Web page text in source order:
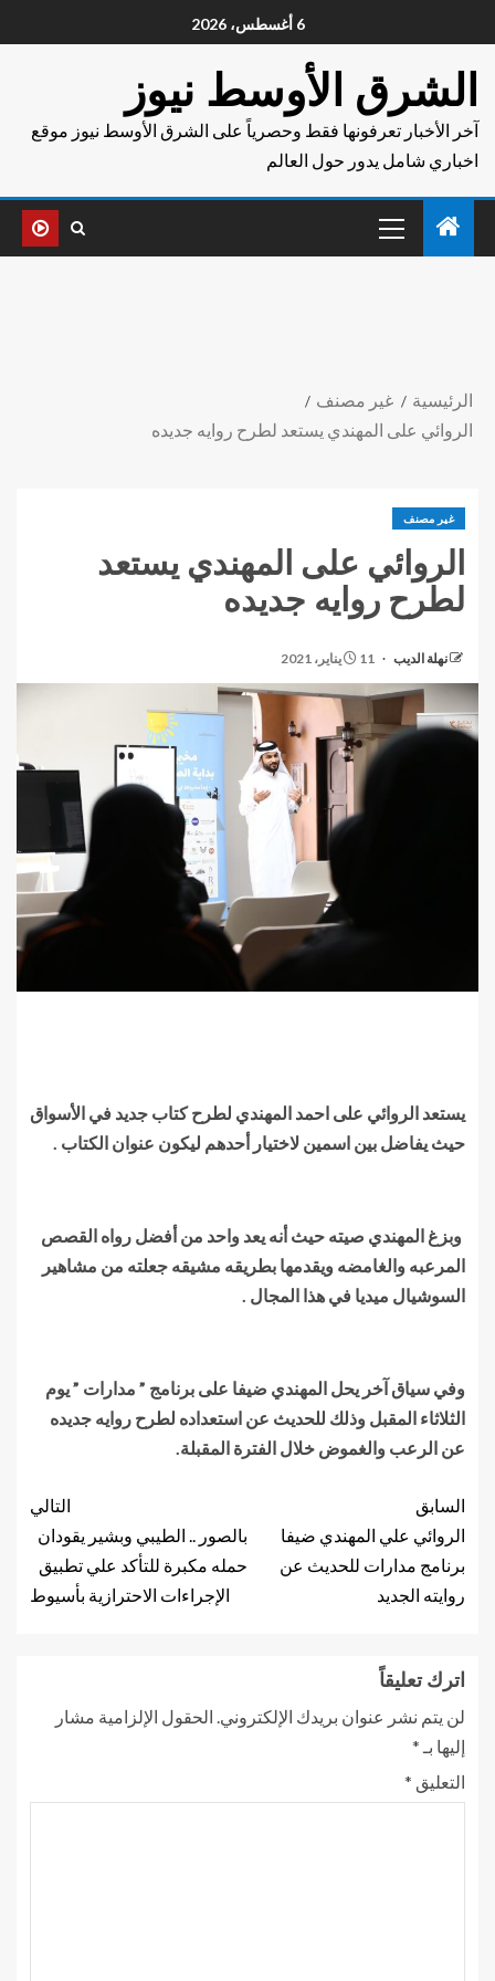
6 أغسطس، 2026
الشرق الأوسط نيوز
آخر الأخبار تعرفونها فقط وحصرياً على الشرق الأوسط نيوز موقع
اخباري شامل يدور حول العالم
الرئيسية
غير مصنف
الروائي على المهندي يستعد لطرح روايه جديده
غير مصنف
الروائي على المهندي يستعد
لطرح روايه جديده
نهلة الديب 11 يناير، 2021
يستعد الروائي على احمد المهندي لطرح كتاب جديد في الأسواق
حيث يفاضل بين اسمين لاختيار أحدهم ليكون عنوان الكتاب .
وبزغ المهندي صيته حيث أنه يعد واحد من أفضل رواه القصص
المرعبه والغامضه ويقدمها بطريقه مشيقه جعلته من مشاهير
السوشيال ميديا في هذا المجال .
وفي سياق آخر يحل المهندي ضيفا على برنامج ” مدارات ” يوم
الثلاثاء المقبل وذلك للحديث عن استعداده لطرح روايه جديده
عن الرعب والغموض خلال الفترة المقبلة.
السابق
الروائي علي المهندي ضيفا
برنامج مدارات للحديث عن
روايته الجديد
التالي
بالصور .. الطيبي وبشير يقودان
حمله مكبرة للتأكد علي تطبيق
الإجراءات الاحترازية بأسيوط
اترك تعليقاً
لن يتم نشر عنوان بريدك الإلكتروني. الحقول الإلزامية مشار
إليها بـ *
التعليق *